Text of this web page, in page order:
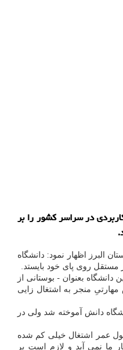
در سراسر کشور را بر
البرز اظهار نمود: دانشگاه
روی پای خود بایستد.
بعنوان - بوستانی از
منجر به اشتغال زایی
دانش آموخته شد ولی در
عمر اشتغال خیلی کم شده
ما نمی آید و لازم است بر